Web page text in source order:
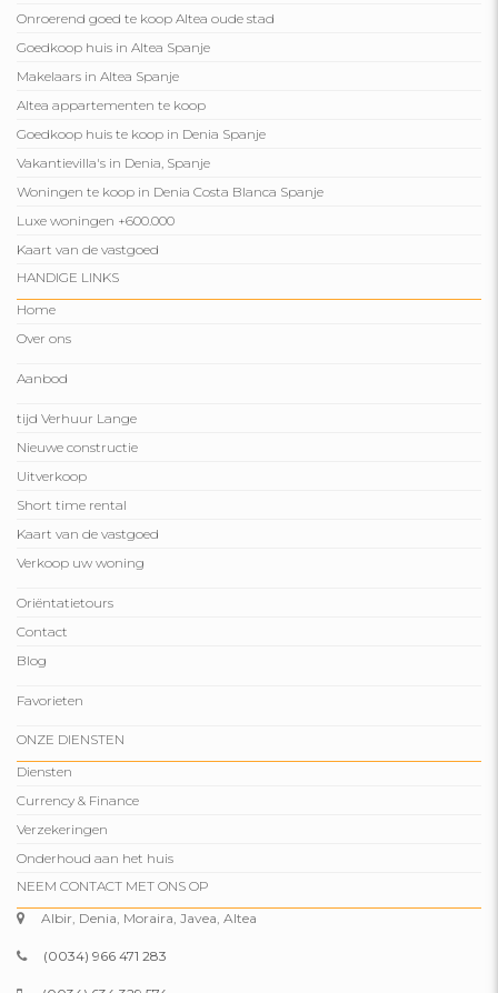
Onroerend goed te koop Altea oude stad
Goedkoop huis in Altea Spanje
Makelaars in Altea Spanje
Altea appartementen te koop
Goedkoop huis te koop in Denia Spanje
Vakantievilla's in Denia, Spanje
Woningen te koop in Denia Costa Blanca Spanje
Luxe woningen +600.000
Kaart van de vastgoed
HANDIGE LINKS
Home
Over ons
Aanbod
tijd Verhuur Lange
Nieuwe constructie
Uitverkoop
Short time rental
Kaart van de vastgoed
Verkoop uw woning
Oriëntatietours
Contact
Blog
Favorieten
ONZE DIENSTEN
Diensten
Currency & Finance
Verzekeringen
Onderhoud aan het huis
NEEM CONTACT MET ONS OP
Albir, Denia, Moraira, Javea, Altea
(0034) 966 471 283